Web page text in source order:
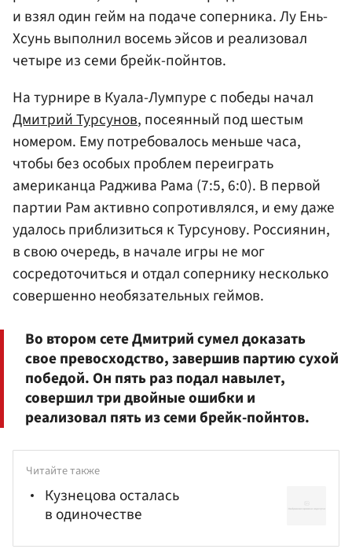
и взял один гейм на подаче соперника. Лу Ень-
Хсунь выполнил восемь эйсов и реализовал
четыре из семи брейк-пойнтов.
На турнире в Куала-Лумпуре с победы начал
Дмитрий Турсунов, посеянный под шестым
номером. Ему потребовалось меньше часа,
чтобы без особых проблем переиграть
американца Раджива Рама (7:5, 6:0). В первой
партии Рам активно сопротивлялся, и ему даже
удалось приблизиться к Турсунову. Россиянин,
в свою очередь, в начале игры не мог
сосредоточиться и отдал сопернику несколько
совершенно необязательных геймов.
Во втором сете Дмитрий сумел доказать
свое превосходство, завершив партию сухой
победой. Он пять раз подал навылет,
совершил три двойные ошибки и
реализовал пять из семи брейк-пойнтов.
Читайте также
Кузнецова осталась
в одиночестве